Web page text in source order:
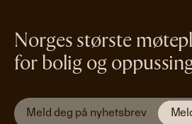
Norges største
for bolig og